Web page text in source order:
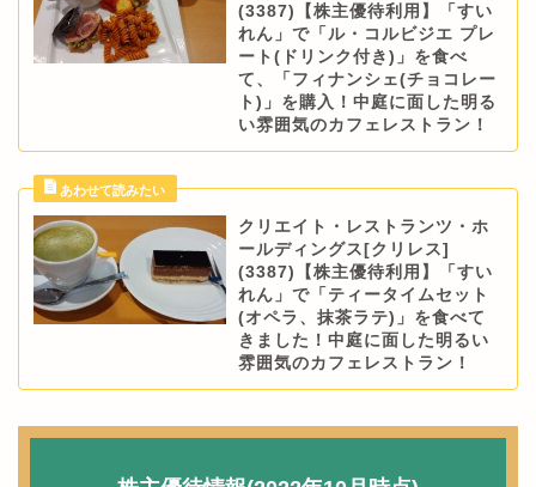
(3387)【株主優待利用】「すい
れん」で「ル・コルビジエ プレ
ート(ドリンク付き)」を食べ
て、「フィナンシェ(チョコレー
ト)」を購入！中庭に面した明る
い雰囲気のカフェレストラン！
クリエイト・レストランツ・ホ
ールディングス[クリレス]
(3387)【株主優待利用】「すい
れん」で「ティータイムセット
(オペラ、抹茶ラテ)」を食べて
きました！中庭に面した明るい
雰囲気のカフェレストラン！